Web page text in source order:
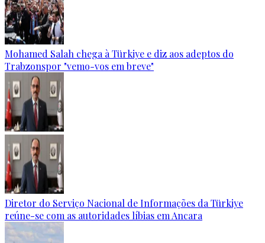
Mohamed Salah chega à Türkiye e diz aos adeptos do
Trabzonspor "vemo-vos em breve"
Diretor do Serviço Nacional de Informações da Türkiye
reúne-se com as autoridades líbias em Ancara